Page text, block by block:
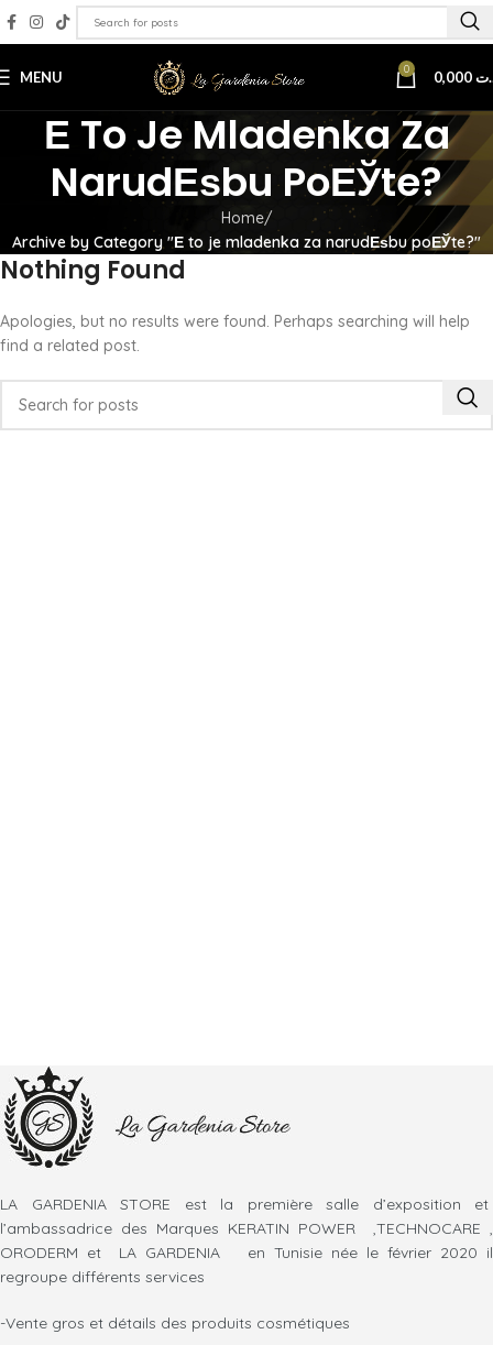
MENU 0
Е To Je Mladenka Za
NarudЕѕbu PoЕЎte?
Home
Archive by Category "Е to je mladenka za narudЕѕbu poЕЎte?"
Nothing Found
Apologies, but no results were found. Perhaps searching will help
find a related post.
LA GARDENIA STORE est la première salle d’exposition et
l’ambassadrice des Marques KERATIN POWER ,TECHNOCARE ,
ORODERM et LA GARDENIA en Tunisie née le février 2020 il
regroupe différents services
-Vente gros et détails des produits cosmétiques